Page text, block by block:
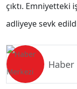
çıktı.
adliyeye sevk
Haber